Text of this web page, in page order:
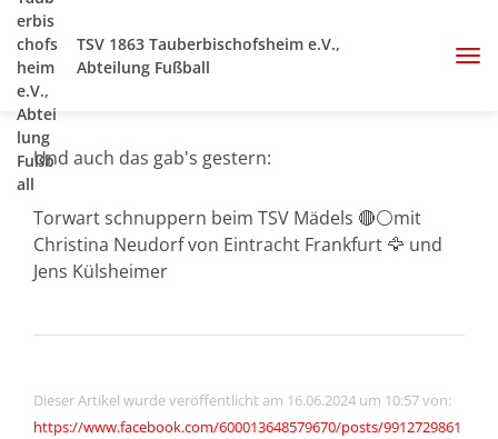
TSV 1863 Tauberbischofsheim e.V.,
Abteilung Fußball
Und auch das gab's gestern:
Torwart schnuppern beim TSV Mädels 🔴⚪mit
Christina Neudorf von Eintracht Frankfurt 🦅 und
Jens Külsheimer
Dieser Artikel wurde veröffentlicht am 16.06.2024 um 10:57 von:
https://www.facebook.com/600013648579670/posts/9912729861